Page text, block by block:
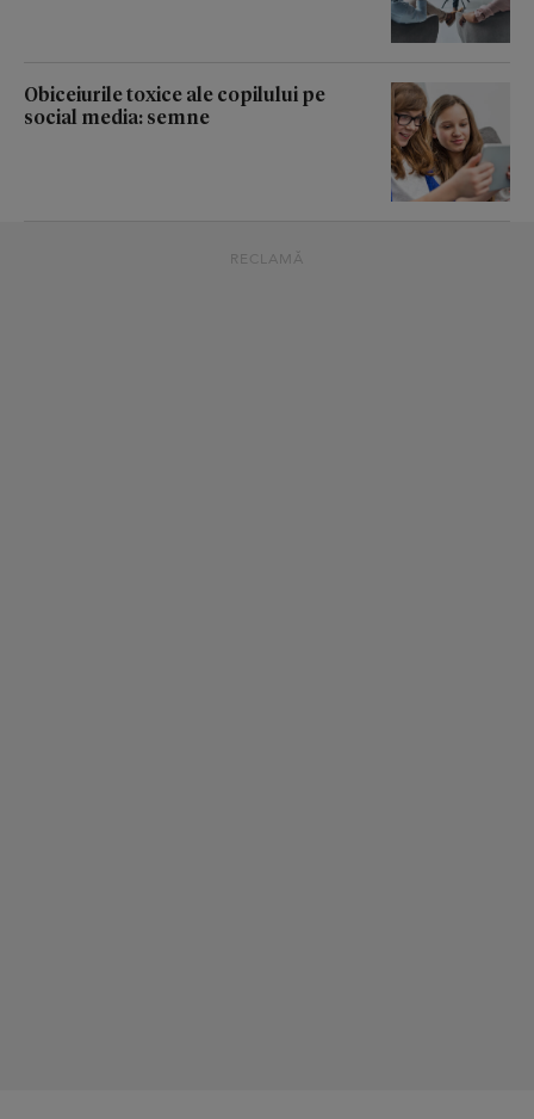
Obiceiurile toxice ale copilului pe
social media: semne
RECLAMĂ